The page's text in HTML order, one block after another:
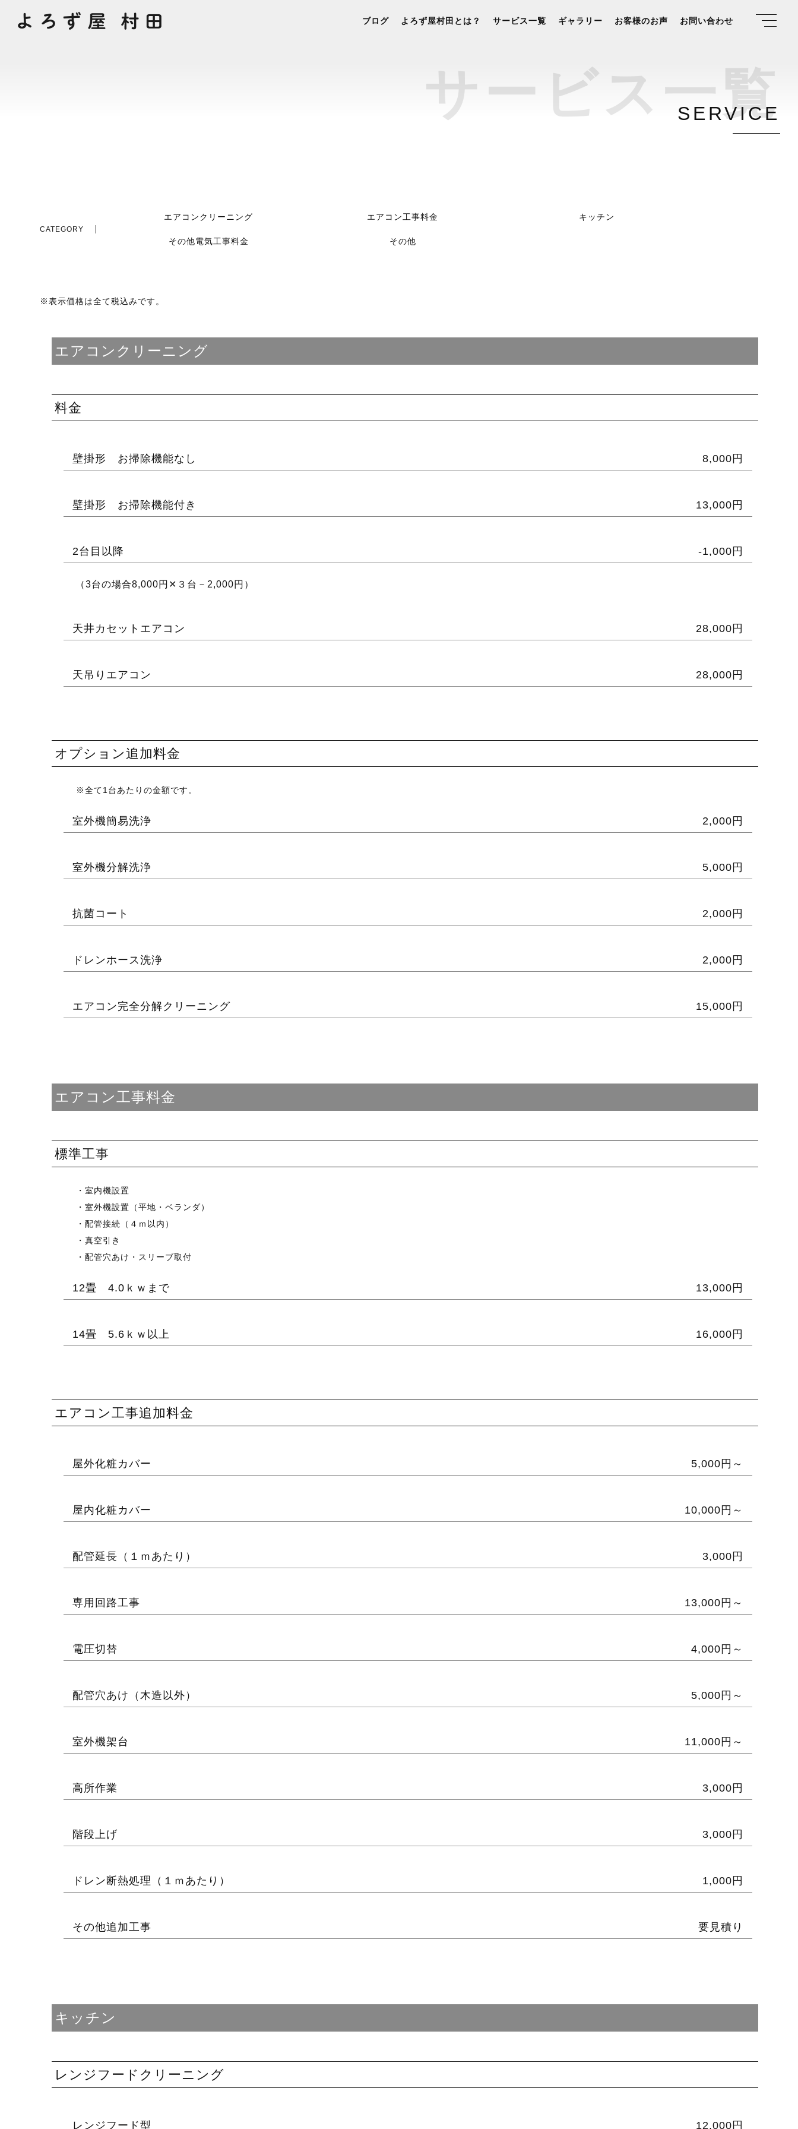
ブログ よろず屋村田とは？ サービス一覧 ギャラリー お客様のお声 お問い合わせ
サー ビス 一覧
S E RVICE
CATEGORY
エアコンクリーニング エアコン工事料金 キッチン
その他電気工事料金 その他
※表示価格は全て税込みです。
エアコンクリーニング
料金
壁掛形 お掃除機能なし 8,000円
壁掛形 お掃除機能付き 13,000円
2台目以降 -1,000円
（3台の場合8,000円✕３台－2,000円）
天井カセットエアコン 28,000円
天吊りエアコン 28,000円
オプション追加料金
※全て1台あたりの金額です。
室外機簡易洗浄 2,000円
室外機分解洗浄 5,000円
抗菌コート 2,000円
ドレンホース洗浄 2,000円
エアコン完全分解クリーニング 15,000円
エアコン工事料金
標準工事
・室内機設置
・室外機設置（平地・ベランダ）
・配管接続（４ｍ以内）
・真空引き
・配管穴あけ・スリーブ取付
12畳 4.0ｋｗまで 13,000円
14畳 5.6ｋｗ以上 16,000円
エアコン工事追加料金
屋外化粧カバー 5,000円～
屋内化粧カバー 10,000円～
配管延長（１ｍあたり） 3,000円
専用回路工事 13,000円～
電圧切替 4,000円～
配管穴あけ（木造以外） 5,000円～
室外機架台 11,000円～
高所作業 3,000円
階段上げ 3,000円
ドレン断熱処理（１ｍあたり） 1,000円
その他追加工事 要見積り
キッチン
レンジフードクリーニング
レンジフード型 12,000円